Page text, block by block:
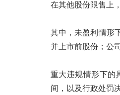
在其他股份限售上
其中，未盈利情形
并上市前股份；公
重大违规情形下的
间，以及行政处罚